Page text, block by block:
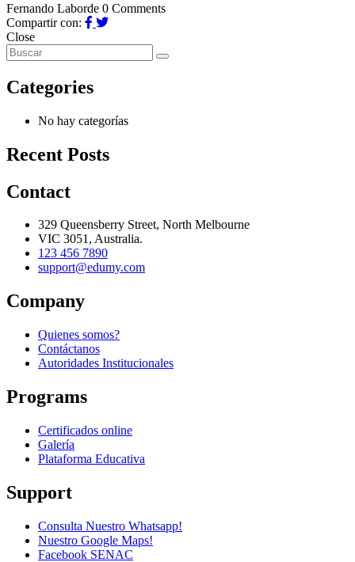
Fernando Laborde 0 Comments
Compartir con:
Close
Categories
No hay categorías
Recent Posts
Contact
329 Queensberry Street, North Melbourne
VIC 3051, Australia.
123 456 7890
support@edumy.com
Company
Quienes somos?
Contáctanos
Autoridades Institucionales
Programs
Certificados online
Galería
Plataforma Educativa
Support
Consulta Nuestro Whatsapp!
Nuestro Google Maps!
Facebook SENAC